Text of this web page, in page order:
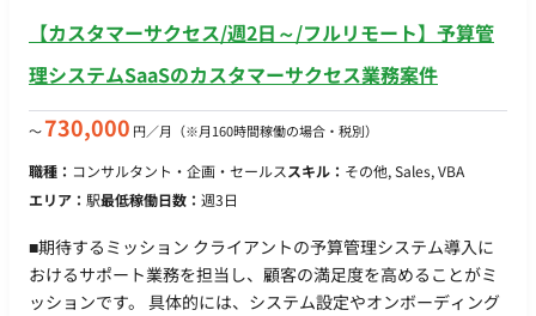
年12月（予定） 【継続可能性】あり 【稼働率 (%)】100% 【募
集人数】2～3名
【カスタマーサクセス/週2日～/フルリモート】予算管
理システムSaaSのカスタマーサクセス業務案件
〜730,000 円／月 （※月160時間稼働の場合・税別）
職種： コンサルタント・企画・セールススキル： その他, Sales, VBA
エリア： 駅最低稼働日数： 週3日
■期待するミッション クライアントの予算管理システム導入に
おけるサポート業務を担当し、顧客の満足度を高めることがミ
ッションです。 具体的には、システム設定やオンボーディング